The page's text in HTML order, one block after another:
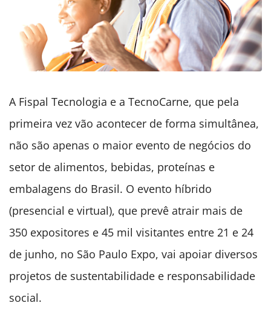
A Fispal Tecnologia e a TecnoCarne, que pela
primeira vez vão acontecer de forma simultânea,
não são apenas o maior evento de negócios do
setor de alimentos, bebidas, proteínas e
embalagens do Brasil. O evento híbrido
(presencial e virtual), que prevê atrair mais de
350 expositores e 45 mil visitantes entre 21 e 24
de junho, no São Paulo Expo, vai apoiar diversos
projetos de sustentabilidade e responsabilidade
social.